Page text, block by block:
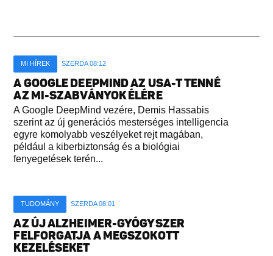
MI HÍREK SZERDA 08:12
A GOOGLE DEEPMIND AZ USA-T TENNÉ
AZ MI-SZABVÁNYOK ÉLÉRE
A Google DeepMind vezére, Demis Hassabis
szerint az új generációs mesterséges intelligencia
egyre komolyabb veszélyeket rejt magában,
például a kiberbiztonság és a biológiai
fenyegetések terén...
TUDOMÁNY SZERDA 08:01
AZ ÚJ ALZHEIMER-GYÓGYSZER
FELFORGATJA A MEGSZOKOTT
KEZELÉSEKET